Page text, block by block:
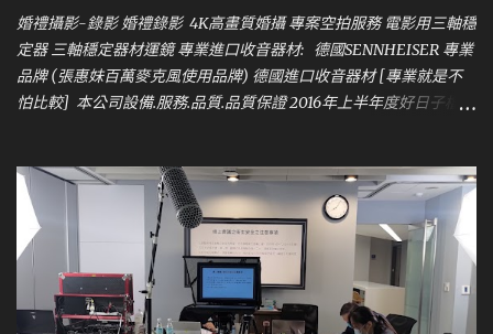
備規格與...
婚禮攝影-錄影 婚禮錄影 4K高畫質婚攝 專案空拍服務 電影用三軸穩
定器 三軸穩定器材運鏡 專業進口收音器材: 德國SENNHEISER 專業
品牌 (張惠妹百萬麥克風使用品牌) 德國進口收音器材 [專業就是不
怕比較] 本公司設備.服務.品質.品質保證 2016年上半年度好日子檔期
純屬興趣.投資的器材設備也高出同業許多.謝絕議價 最新網路LIVE
FB直播服務+3000(須提供穩定網路連線或有良好手機網路訊號環
境) 錄影方案A: 婚禮錄影 (一位攝影師 +一助理 ) (全程錄影 微電影
MV式剪輯約12-30分鐘影片 ) 純儀式或純宴客 20,000 儀式訂結同
天+3000 上午儀式+中午宴客 28,000 訂結同天+3000 下午儀式+晚
上宴客 28,000 訂結同天+3000 上午儀式+晚上宴客 33,000 訂結